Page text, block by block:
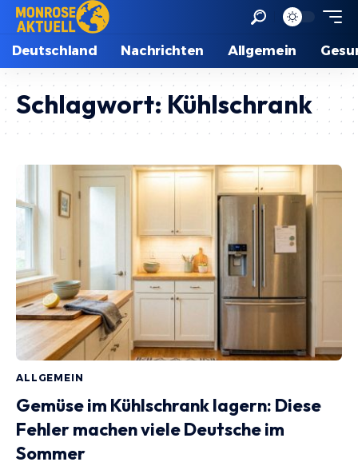
Deutschland Nachrichten Allgemein
Schlagwort: Kühlschrank
ALLGEMEIN
Gemüse im Kühlschrank lagern: Diese
Fehler machen viele Deutsche im
Sommer